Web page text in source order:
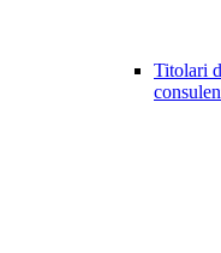
Titolari